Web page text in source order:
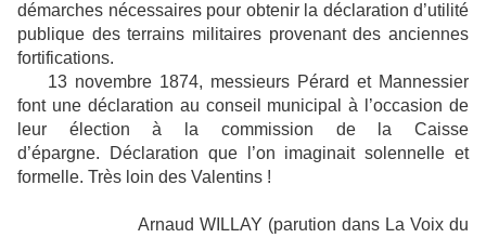
démarches nécessaires pour obtenir la déclaration d’utilité
publique des terrains militaires provenant des anciennes
fortifications.
13 novembre 1874, messieurs Pérard et Mannessier
font une déclaration au conseil municipal à l’occasion de
leur élection à la commission de la Caisse
d’épargne. Déclaration que l’on imaginait solennelle et
formelle. Très loin des Valentins !
Arnaud WILLAY (parution dans La Voix du